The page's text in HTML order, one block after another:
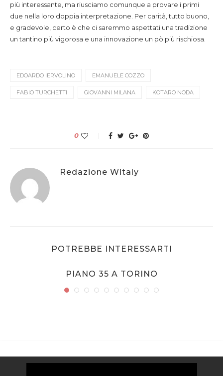
più interessante, ma riusciamo comunque a provare i primi
due nella loro doppia interpretazione. Per carità, tutto buono,
e gradevole, certo è che ci saremmo aspettati una tradizione
un tantino più vigorosa e una innovazione un pò più rischiosa.
EDOARDO IERVOLINO EMANUELE COZZO
FABIO TURCHETTI GIOVANNI MILANA KOTARO NODA
0
Redazione Witaly
POTREBBE INTERESSARTI
PIANO 35 A TORINO